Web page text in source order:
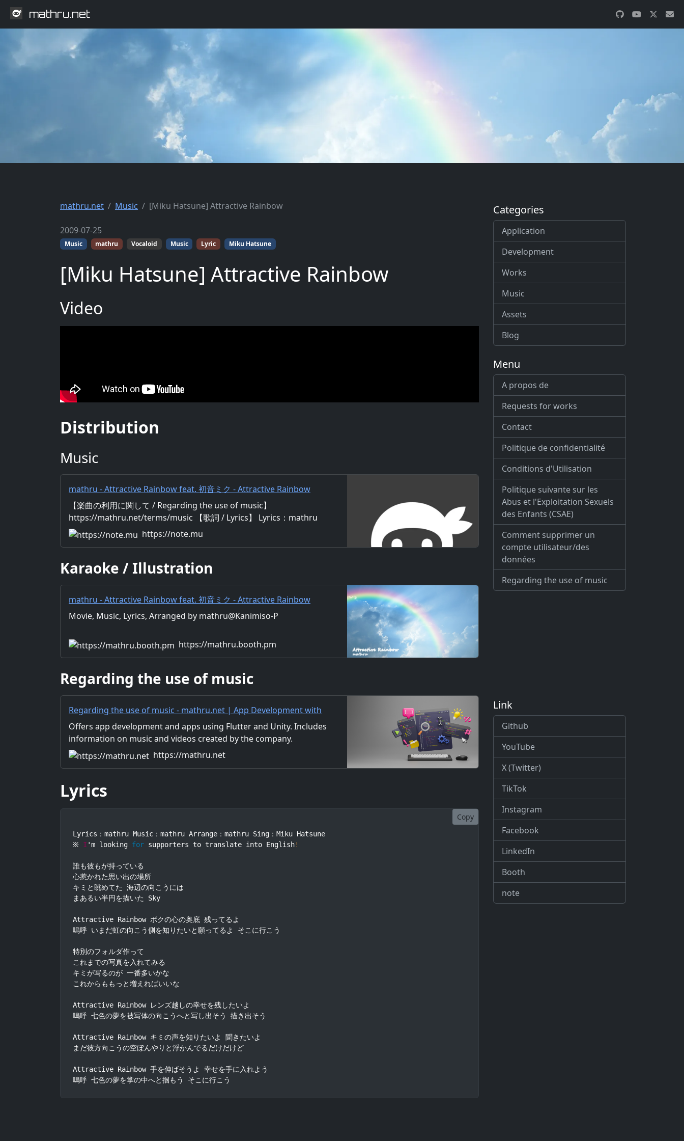
mathru.net
mathru.net Music [Miku Hatsune] Attractive Rainbow
2009-07-25
Music mathru Vocaloid Music Lyric Miku Hatsune
[Miku Hatsune] Attractive Rainbow
Video
Distribution
Music
mathru - Attractive Rainbow feat. 初音ミク - Attractive Rainbow
feat. Miku Hatsune｜mathru
【楽曲の利用に関して / Regarding the use of music】
https://mathru.net/terms/music 【歌詞 / Lyrics】 Lyrics：mathru
Music：mathru Arrange：mathru Sing：Miku Hatsune 誰も彼もが
持っている 心惹かれた思い出の場所 キミと眺めてた 海辺の向こうに
ってるよ 嗚呼 いまだ虹の向こう側を知りたいと願ってるよ そこに行
https://note.mu
Karaoke / Illustration
mathru - Attractive Rainbow feat. 初音ミク - Attractive Rainbow
feat. Miku Hatsune - mathruねっと - BOOTH
Movie, Music, Lyrics, Arranged by mathru@Kanimiso-P
https://mathru.booth.pm
Regarding the use of music
Regarding the use of music - mathru.net | App Development with
Flutter, Unity/Music and Video Production/Material Distribution
Offers app development and apps using Flutter and Unity. Includes
information on music and videos created by the company.
Distribution of images and video materials. We also accept orders
for work.
https://mathru.net
Lyrics
Copy
Lyrics：mathru Music：mathru Arrange：mathru Sing：Miku Hatsune
※ I 'm looking for supporters to translate into English!
誰も彼もが持っている
心惹かれた思い出の場所
キミと眺めてた 海辺の向こうには
まあるい半円を描いた Sky
Attractive Rainbow ボクの心の奥底 残ってるよ
嗚呼 いまだ虹の向こう側を知りたいと願ってるよ そこに行こう
特別のフォルダ作って
これまでの写真を入れてみる
キミが写るのが 一番多いかな
これからももっと増えればいいな
Attractive Rainbow レンズ越しの幸せを残したいよ
嗚呼 七色の夢を被写体の向こうへと写し出そう 描き出そう
Attractive Rainbow キミの声を知りたいよ 聞きたいよ
まだ彼方向こうの空ぼんやりと浮かんでるだけだけど
Attractive Rainbow 手を伸ばそうよ 幸せを手に入れよう
嗚呼 七色の夢を掌の中へと掴もう そこに行こう
Categories
Application
Development
Works
Music
Assets
Blog
Menu
A propos de
Requests for works
Contact
Politique de confidentialité
Conditions d'Utilisation
Politique suivante sur les
Abus et l'Exploitation Sexuels
des Enfants (CSAE)
Comment supprimer un
compte utilisateur/des
données
Regarding the use of music
Link
Github
YouTube
X (Twitter)
TikTok
Instagram
Facebook
LinkedIn
Booth
note